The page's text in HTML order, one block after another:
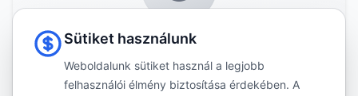
ZE3
Sütiket használunk
Weboldalunk sütiket használ a legjobb
felhasználói élmény biztosítása érdekében. A